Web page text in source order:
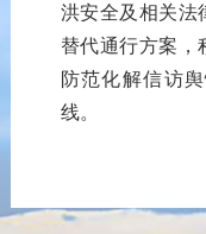
洪安全及 相关法
替代通行方案，
防范化解信访
线。